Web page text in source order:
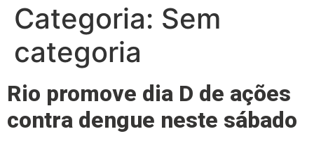
Categoria: Sem
categoria
Rio promove dia D de ações
contra dengue neste sábado